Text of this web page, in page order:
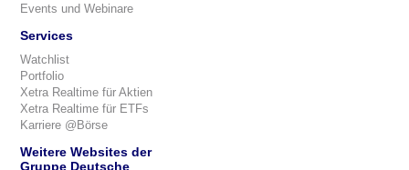
Events und Webinare
Services
Watchlist
Portfolio
Xetra Realtime für Aktien
Xetra Realtime für ETFs
Karriere @Börse
Weitere Websites der
Gruppe Deutsche